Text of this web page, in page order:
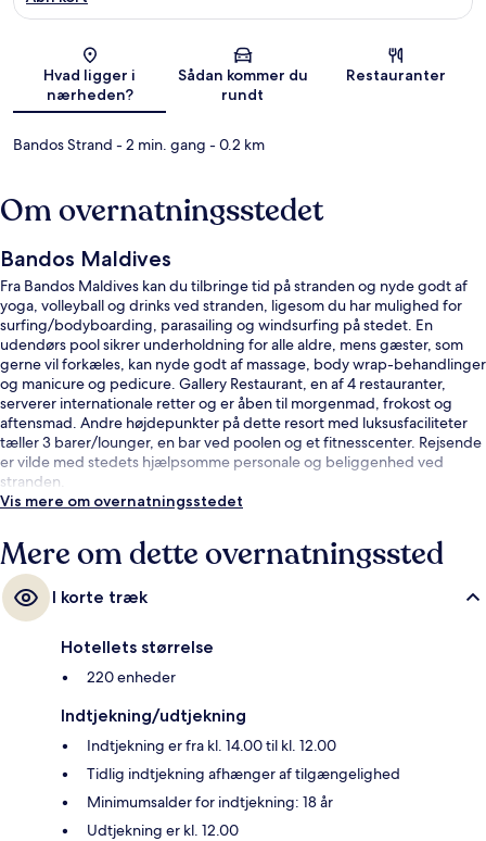
Kort
Hvad ligger i
nærheden?
Sådan kommer du
rundt
Restauranter
Bandos Strand - 2 min. gang - 0.2 km
Om overnatningsstedet
Bandos Maldives
Fra Bandos Maldives kan du tilbringe tid på stranden og nyde godt af
yoga, volleyball og drinks ved stranden, ligesom du har mulighed for
surfing/bodyboarding, parasailing og windsurfing på stedet. En
udendørs pool sikrer underholdning for alle aldre, mens gæster, som
gerne vil forkæles, kan nyde godt af massage, body wrap-behandlinger
og manicure og pedicure. Gallery Restaurant, en af 4 restauranter,
serverer internationale retter og er åben til morgenmad, frokost og
aftensmad. Andre højdepunkter på dette resort med luksusfaciliteter
tæller 3 barer/lounger, en bar ved poolen og et fitnesscenter. Rejsende
er vilde med stedets hjælpsomme personale og beliggenhed ved
stranden.
Vis mere om overnatningsstedet
Mere om dette overnatningssted
I korte træk
Hotellets størrelse
220 enheder
Indtjekning/udtjekning
Indtjekning er fra kl. 14.00 til kl. 12.00
Tidlig indtjekning afhænger af tilgængelighed
Minimumsalder for indtjekning: 18 år
Udtjekning er kl. 12.00